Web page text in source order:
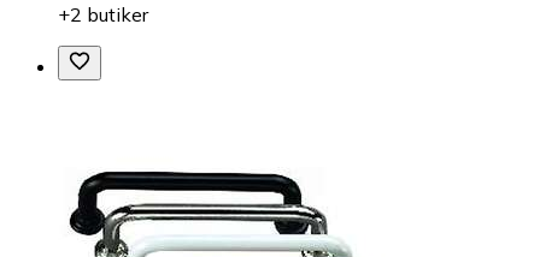
+2 butiker